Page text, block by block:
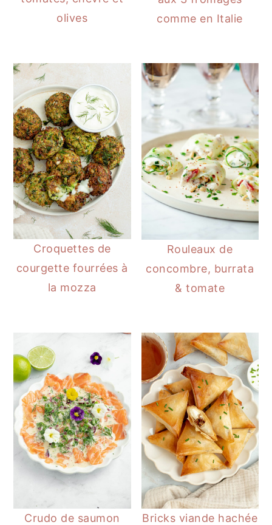
olives
comme en Italie
Croquettes de
courgette fourrées à
la mozza
Rouleaux de
concombre, burrata
& tomate
Crudo de saumon
Bricks viande hachée